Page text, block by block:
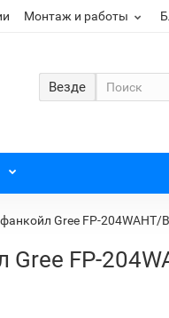
Монтаж и работы
Везде
Gree FP-204WAHT/
FP-